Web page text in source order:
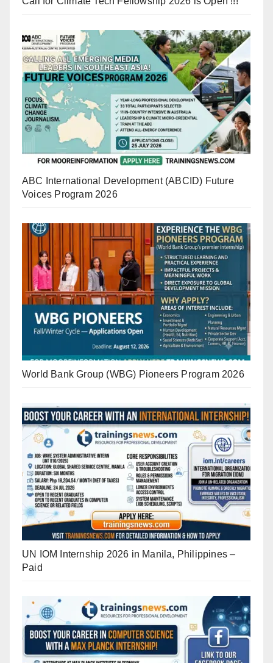
ABC International Development (ABCID) Future
Voices Program 2026
World Bank Group (WBG) Pioneers Program 2026
UN IOM Internship 2026 in Manila, Philippines –
Paid